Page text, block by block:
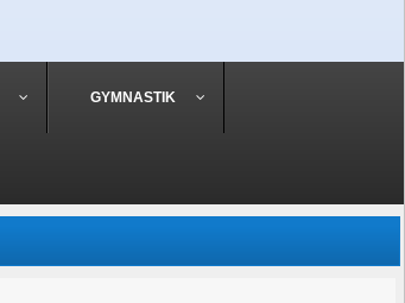
GYMNASTIK